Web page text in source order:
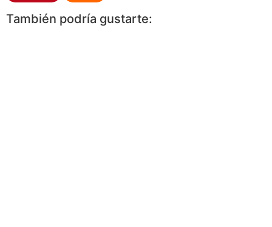
También podría gustarte: